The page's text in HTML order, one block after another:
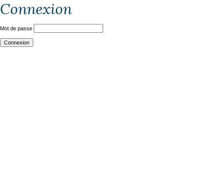
Connexion
Mot de passe